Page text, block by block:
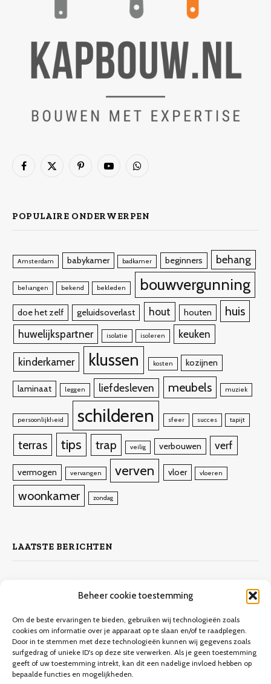
Beheer cookie toestemming
Om de beste ervaringen te bieden, gebruiken wij technologieën zoals
cookies om informatie over je apparaat op te slaan en/of te raadplegen.
Door in te stemmen met deze technologieën kunnen wij gegevens zoals
surfgedrag of unieke ID's op deze site verwerken. Als je geen toestemming
geeft of uw toestemming intrekt, kan dit een nadelige invloed hebben op
bepaalde functies en mogelijkheden.
Facebook
X
PinterestYouTubeWhatsApp
POPULAIRE ONDERWERPEN
Amsterdam babykamer badkamer beginners behang
behangen bekend bekleden bouwvergunning
doe het zelf geluidsoverlast hout houten huis
huwelijkspartner isolatie isoleren keuken
kinderkamer klussen kosten kozijnen
laminaat leggen liefdesleven meubels muziek
persoonlijkheid schilderen sfeer succes tapijt
terras tips trap veilig verbouwen verf
vermogen vervangen verven vloer vloeren
woonkamer zondag
LAATSTE BERICHTEN
Keuken verbouwen op een budget
9 december 2023 9.706Views